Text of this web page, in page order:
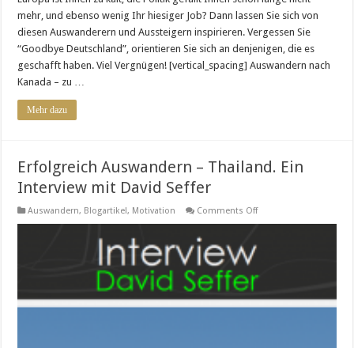
mehr, und ebenso wenig Ihr hiesiger Job? Dann lassen Sie sich von
diesen Auswanderern und Aussteigern inspirieren. Vergessen Sie
“Goodbye Deutschland”, orientieren Sie sich an denjenigen, die es
geschafft haben. Viel Vergnügen! [vertical_spacing] Auswandern nach
Kanada – zu …
Mehr dazu
Erfolgreich Auswandern – Thailand. Ein
Interview mit David Seffer
Auswandern, Blogartikel, Motivation Comments Offon
mit
Seffer